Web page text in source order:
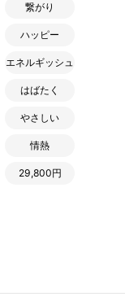
繋がり
ハッピー
エネルギッシュ
はばたく
やさしい
情熱
29,800円